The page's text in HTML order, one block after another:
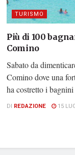
TURISMO
Più di 100
Comino
Sabato da
Comino dove una
ha costretto i
DI REDAZIONE 15